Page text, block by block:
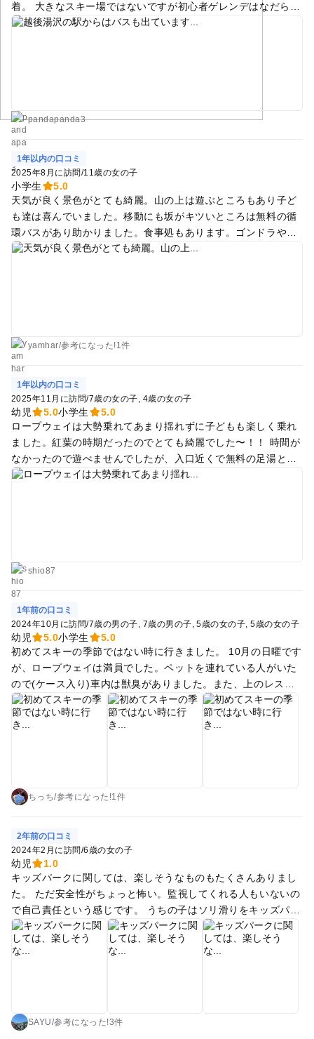
着。 大きなスキー場ではないですが初心者ゲレンデはなだらか
で初めてスキーを履く初心者でも滑りやすかったですし、スピ
pandapanda3
1年以内の口コミ
2025年8月に訪問/11歳の女の子
小学生
5.0
天気が良く景色がとても綺麗。山の上は遊ぶところもあり子ど
も達は喜んでいました。移動にも坂がキツいところは無料の循
環バスがあり助かりました。食事処もあります。ゴンドラやボ
ブスレーなど多少お値段は張りますが周りに遊ぶところがあま
yamhar/参考に なった!1件
1年以内の口コミ
2025年11月に訪問/7歳の女の子 4歳の女の子
幼児 5.0小学生
5.0
ロープウェイは大勢乗れてあまり揺れずに子どもも楽しく乗れ
ました。紅葉の時期だったのでとても綺麗でした〜！！ 時間が
なかったので遊べませんでしたが、入口近くで無料の足湯と大
きな滑り台があり楽しめました。次は乗り物に乗りに行きたい
shio87
1年前の口コミ
2024年10月に訪問/7歳の男の子 7歳の男の子 5歳の女の子 5歳の女の子
幼児 5.0小学生
5.0
初めてスキーの季節ではない時に行きました。 10月の日曜です
が、ロープウェイは満員でした。ペットを連れている人がいた
ので(ケース入り)車内は獣臭がありました。また、上のレスト
ランに食材を乗せて運ぶ人もいました。 立ち位置によって見え
る場所が異なりますが、人が多いと外があまり見えません。 イ
タリアンでランチをとりました。並びましたが比較的早く中に
く食べました。 ゴーカートに乗りました。1台1000円で、小5
たが楽しかったです。 ストライダー広場もありました。フリー
のストライダーが5台くらいありました。 遊具もありました。
滑り台が急で、5歳の娘は途中から怖くなってやめました。そ
れでも10回以上は滑りました。 カメムシと蜂がたくさんいまし
た。今年は異常発生で大変ですね。私は平気ですが、子供が怖
がりました。
ちっち/参考になった!1件
2年前の口コミ
2024年2月に訪問/6歳の女の子
幼児
1.0
キッズパークに関しては、楽しそうなものもたくさんありまし
た。 ただ安全性がちょっと怖い。監視してくれる人もいないの
で自己責任という感じです。 うちの子はソリ滑りをキッズパー
クでやった時に、安全柵？ネットを越えて滑り落ちて肝を冷や
しました。 子供と親の双方トラウマになったので、このスノー
パークはもう行かないと思います。 雪が少ないのも要因だった
SAYU/参考に なった!3件